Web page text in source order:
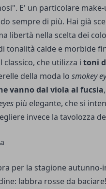
E' un particolare
sempre di più. Hai già
libertà nella scelta dei
tonalità calde e morbide
classico, che utilizza i toni
della moda lo smokey
vanno dal viola al fucsia
più elegante, che si
invece la tavolozza
per la stagione autunno-
labbra rosse da